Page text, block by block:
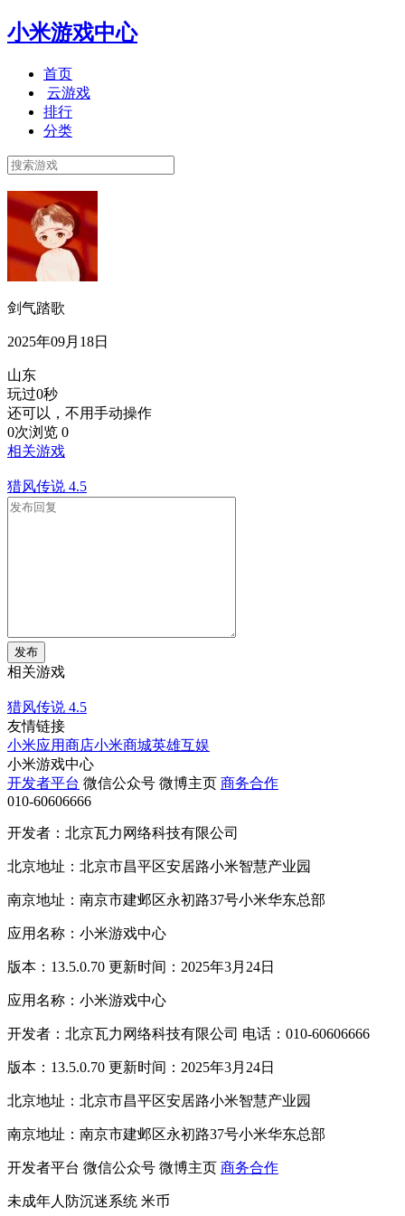
小米游戏中心
首页
云游戏
排行
分类
剑气踏歌
2025年09月18日
山东
玩过0秒
还可以，不用手动操作
0次浏览 0
相关游戏
猎风传说 4.5
发布
相关游戏
猎风传说 4.5
友情链接
小米应用商店小米商城英雄互娱
小米游戏中心
开发者平台 微信公众号 微博主页 商务合作
010-60606666
开发者：北京瓦力网络科技有限公司
北京地址：北京市昌平区安居路小米智慧产业园
南京地址：南京市建邺区永初路37号小米华东总部
应用名称：小米游戏中心
版本：13.5.0.70 更新时间：2025年3月24日
应用名称：小米游戏中心
开发者：北京瓦力网络科技有限公司 电话：010-60606666
版本：13.5.0.70 更新时间：2025年3月24日
北京地址：北京市昌平区安居路小米智慧产业园
南京地址：南京市建邺区永初路37号小米华东总部
开发者平台 微信公众号 微博主页 商务合作
未成年人防沉迷系统 米币